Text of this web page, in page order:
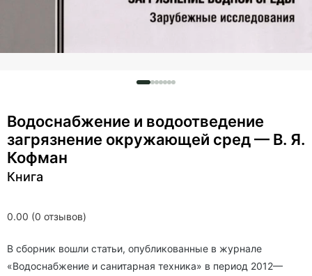
0.00 (0 отзывов)
Водоснабжение и водоотведение
загрязнение окружающей сред — В. Я.
Кофман
Книга
В сборник вошли статьи, опубликованные в журнале
«Водоснабжение и санитарная техника» в период 2012—